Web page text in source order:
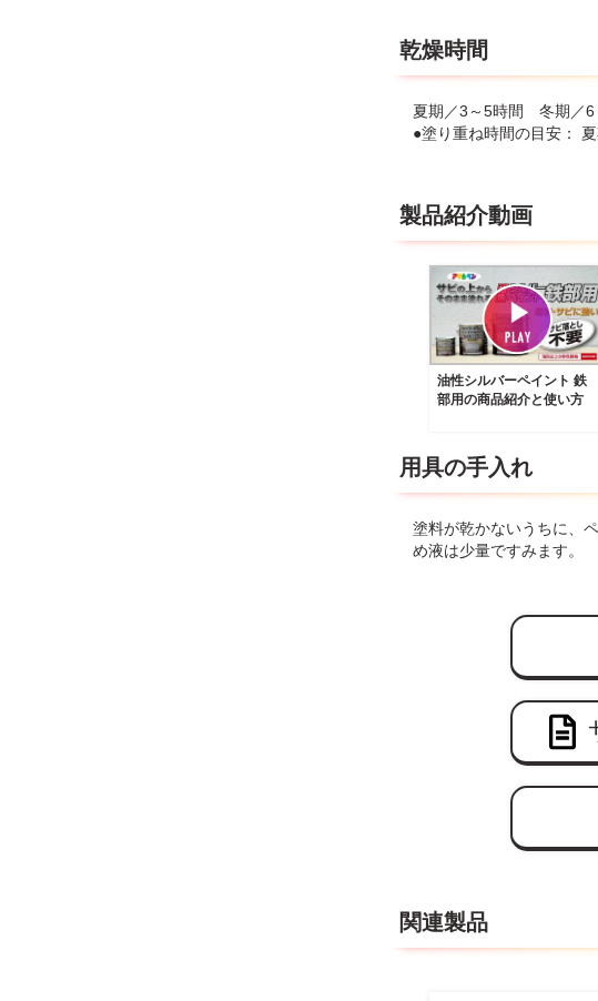
乾燥時間
夏期／3～5時間 冬期／6
●塗り重ね時間の目安：
製品紹介動画
油性シルバーペイント 鉄
部用の商品紹介と使い方
用具の手入れ
塗料が乾かないうちに、
め液は少量ですみます。
関連製品